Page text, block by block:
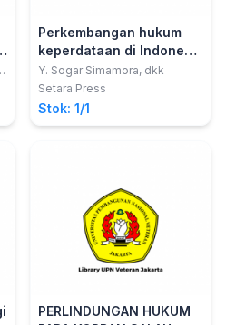
Perkembangan hukum
keperdataan di Indonesia
: persembahan HUT ke-
80 tahun Prof. Dr.
Mochammad Isnaeni,
S.H., M.S.
Y. Sogar Simamora, dkk
Setara Press
Stok: 1/1
PERLINDUNGAN HUKUM